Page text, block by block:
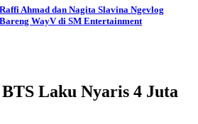
Raffi Ahmad dan Nagita Slavina Ngevlog
Bareng WayV di SM Entertainment
Laku Nyaris 4 Juta